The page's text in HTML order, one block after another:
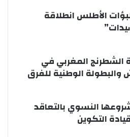
الأطلس انطلاقة
المغربي في
الوطنية للفرق
النسوي بالتعاقد
التكوين